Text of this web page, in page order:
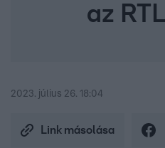
az
2023. július 26. 18:04
Link másolása